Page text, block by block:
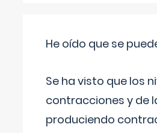
He oído que se
Se ha visto que los
contracciones y de
produciendo